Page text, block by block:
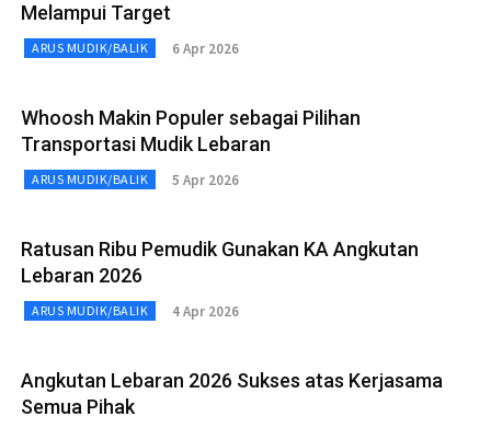
Melampui Target
ARUS MUDIK/BALIK 6 Apr 2026
Whoosh Makin Populer sebagai Pilihan
Transportasi Mudik Lebaran
ARUS MUDIK/BALIK 5 Apr 2026
Ratusan Ribu Pemudik Gunakan KA Angkutan
Lebaran 2026
ARUS MUDIK/BALIK 4 Apr 2026
Angkutan Lebaran 2026 Sukses atas Kerjasama
Semua Pihak